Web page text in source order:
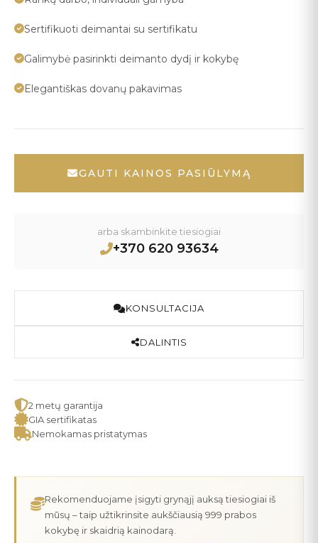
Sertifikuoti deimantai su sertifikatu
Galimybė pasirinkti deimanto dydį ir kokybę
Elegantiškas dovanų pakavimas
GAUTI KAINOS PASIŪLYMĄ
arba skambinkite tiesiogiai
+370 620 93634
KONSULTACIJA
DALINTIS
2 metų garantija
GIA sertifikatas
Nemokamas pristatymas
Rekomenduojame įsigyti grynąjį auksą tiesiogiai iš
mūsų – taip užtikrinsite aukščiausią 999 prabos
kokybę ir skaidrią kainodarą.